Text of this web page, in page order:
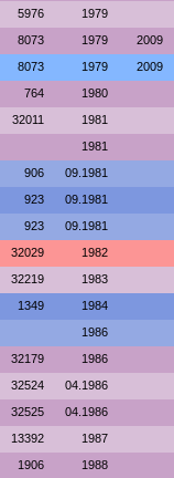
5976 1979
8073 1979 2009
8073 1979 2009
764 1980
32011 1981
1981
906 09.1981
923 09.1981
923 09.1981
32029 1982
32219 1983
1349 1984
1986
32179 1986
32524 04.1986
32525 04.1986
13392 1987
1906 1988